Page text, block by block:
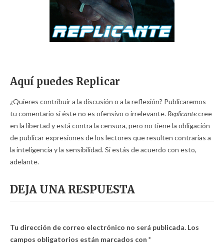
Aquí puedes Replicar
¿Quieres contribuir a la discusión o a la reflexión? Publicaremos
tu comentario si éste no es ofensivo o irrelevante. Replicantecree
en la libertad y está contra la censura, pero no tiene la obligación
de publicar expresiones de los lectores que resulten contrarias a
la inteligencia y la sensibilidad. Si estás de acuerdo con esto,
adelante.
DEJA UNA RESPUESTA
Tu dirección de correo electrónico no será publicada. Los
campos obligatorios están marcados con *